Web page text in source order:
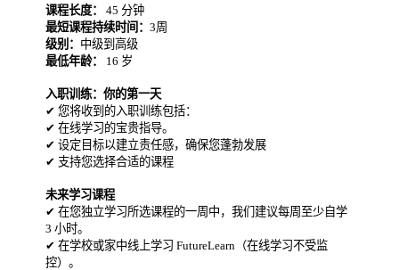
课程长度：
45 分钟
最短课程持续时间： 3周
级别： 中级到高级
最低年龄：
16 岁
入职训练：你的第一天
✔ 您将收到的入职训练包括：
✔ 在线学习的宝贵指导。
✔ 设定目标以建立责任感，确保您蓬勃发展
✔ 支持您选择合适的课程
未来学习课程
✔ 在您独立学习所选课程的一周中，我们建议每周至少自学
3 小时。
✔ 在学校或家中线上学习 FutureLearn（在线学习不受监
控）。